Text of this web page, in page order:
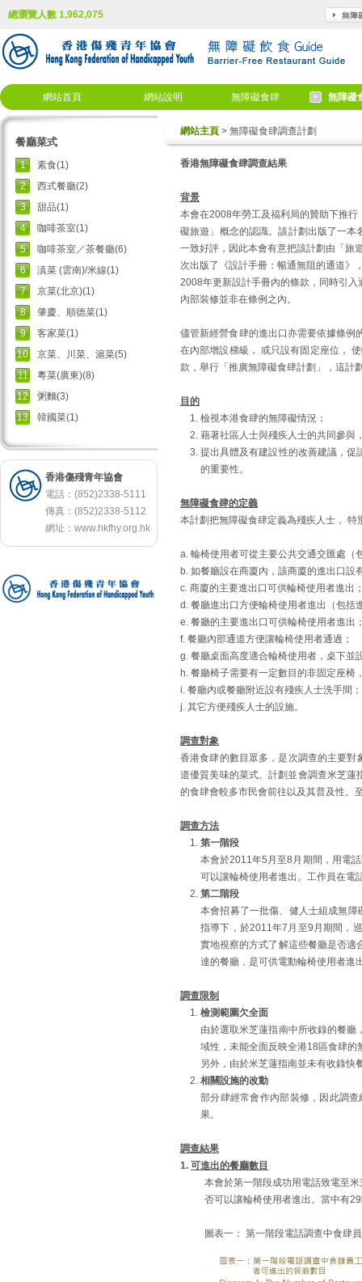
總瀏覽人數 1,962,075
網站首頁 網站說明 無障礙食肆 無障礙
餐廳菜式
1
素食(1)
2
西式餐廳(2)
3
甜品(1)
4
咖啡茶室(1)
5
咖啡茶室／茶餐廳(6)
6
滇菜 (雲南)/米線(1)
7
京菜(北京)(1)
8
肇慶、順德菜(1)
9
客家菜(1)
10
京菜、川菜、滬菜(5)
11
粵菜(廣東)(8)
12
粥麵(3)
13
韓國菜(1)
香港傷殘青年協會
電話：(852)2338-5111
傳真：(852)2338-5112
網址： www.hkfhy.org.hk
網站主頁 > 無障礙食肆調查計劃
香港無障礙食肆調查結果
背景
本會在2008年勞工及福利局的贊助下推
礙旅遊」概念的認識。該計劃出版了一
一致好評，因此本會有意把該計劃由「旅
次出版了《設計手冊：暢通無阻的通道》
2008年更新設計手冊內的條款，同時引
內部裝修並非在條例之內。
儘管新經營食肆的進出口亦需要依據條例
在內部增設梯級， 或只設有固定座位，
款，舉行「推廣無障礙食肆計劃」，這計
目的
檢視本港食肆的無障礙情況；
藉著社區人士與殘疾人士的共同參與
提出具體及有建設性的改善建議，促
的重要性。
無障礙食肆的定義
本計劃把無障礙食肆定義為殘疾人士，
a. 輪椅使用者可從主要公共交通交匯處（
b. 如餐廳設在商廈內，該商廈的進出口設
c. 商廈的主要進出口可供輪椅使用者進出
d. 餐廳進出口方便輪椅使用者進出（包括
e. 餐廳的主要進出口可供輪椅使用者進出
f. 餐廳內部通道方便讓輪椅使用者通過；
g. 餐廳桌面高度適合輪椅使用者，桌下並
h. 餐廳椅子需要有一定數目的非固定座椅
i. 餐廳內或餐廳附近設有殘疾人士洗手間
j. 其它方便殘疾人士的設施。
調查對象
香港食肆的數目眾多，是次調查的主要
道優質美味的菜式。計劃並會調查米芝
的食肆會較多市民會前往以及其普及性。
調查方法
第一階段
本會於2011年5月至8月期間，用電
可以讓輪椅使用者進出。工作員在電
第二階段
本會招募了一批傷、健人士組成無
指導下，於2011年7月至9月期間，
實地視察的方式了解這些餐廳是否適
達的餐廳，是可供電動輪椅使用者進
調查限制
檢測範圍欠全面
由於選取米芝蓮指南中所收錄的餐
域性，未能全面反映全港18區食肆的
另外，由於米芝蓮指南並未有收錄快
相關設施的改動
部分肆經常會作內部裝修，因此調
果。
調查結果
1. 可進出的餐廳數目
本會於第一階段成功用電話致電至
否可以讓輪椅使用者進出。當中有
圖表一： 第一階段電話調查中食肆